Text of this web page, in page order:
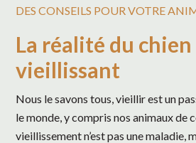
DES CONSEILS POUR VOTRE
La réalité du chien
vieillissant
Nous le savons tous, vieillir est un
le monde, y compris nos animaux de
vieillissement n’est pas une maladie,